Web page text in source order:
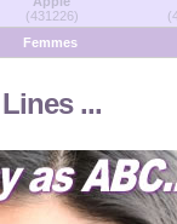
(431226)
Femmes
...